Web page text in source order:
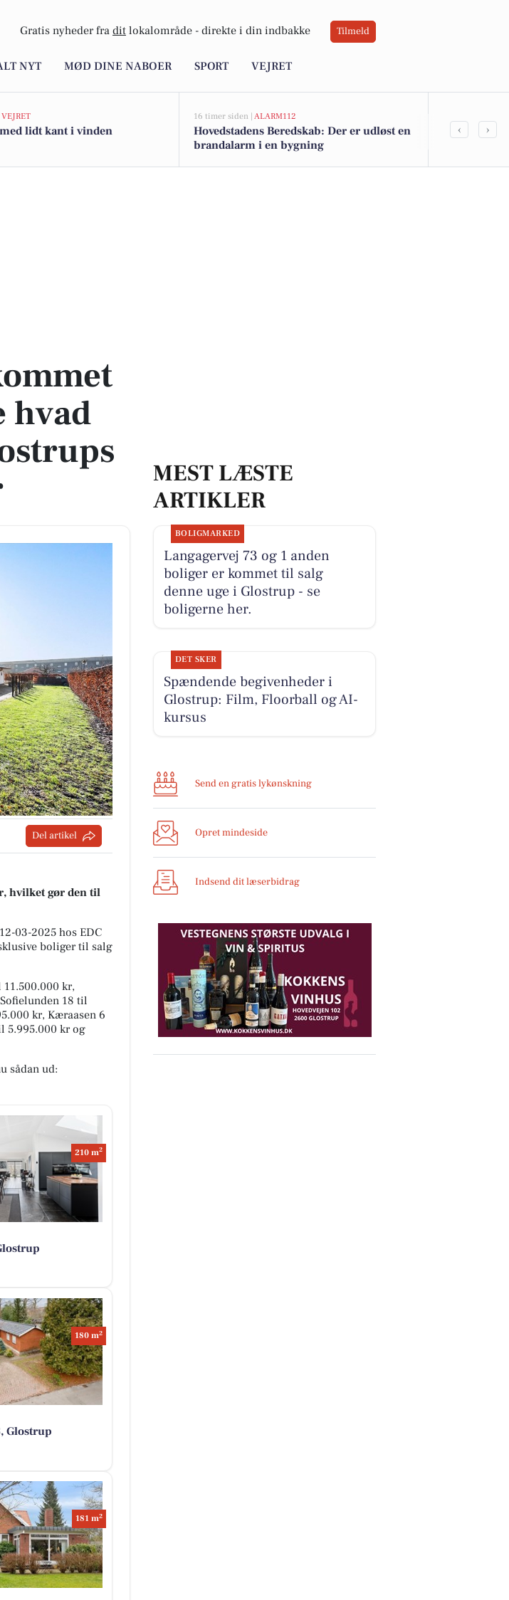
Gratis nyheder fra dit lokalområde - direkte i din indbakke Tilmeld
NYT MØD DINE NABOER SPORT VEJRET
VEJRET
lidt kant i vinden
16 timer siden | ALARM112
Hovedstadens Beredskab: Der er udløst en
brandalarm i en bygning
‹ ›
dyreste adresser her
hvad
Del artikel
hvilket gør den til
03-2025 hos EDC
boliger til salg
kr,
18 til
kr, Kæraasen 6
5.995.000 kr og
sådan ud:
210 m2
180 m2
Glostrup
181 m2
MEST LÆSTE
ARTIKLER
BOLIGMARKED
Langagervej 73 og 1 anden
boliger er kommet til salg
denne uge i Glostrup - se
boligerne her.
DET SKER
Spændende begivenheder i
Glostrup: Film, Floorball og AI-
kursus
Send en gratis lykønskning
Opret mindeside
Indsend dit læserbidrag